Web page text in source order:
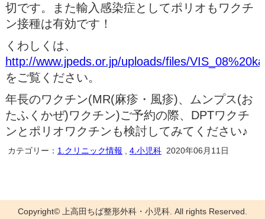
切です。また輸入感染症としてポリオもワクチ
ン接種は有効です！
くわしくは、
http://www.jpeds.or.jp/uploads/files/
をご覧ください。
年長のワクチン(MR(麻疹・風疹)、ムンプス(お
たふくかぜ)ワクチン)ご予約の際、DPTワクチ
ンとポリオワクチンも検討してみてください♪
カテゴリー： 1.クリニック情報 4.小児科 2020年06月11日
Copyright© 上高田ちば整形外科・小児科 . All rights Reserved.